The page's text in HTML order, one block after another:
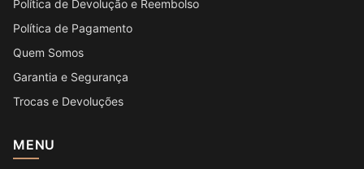
Política de Devolução e Reembolso
Política de Pagamento
Quem Somos
Garantia e Segurança
Trocas e Devoluções
MENU